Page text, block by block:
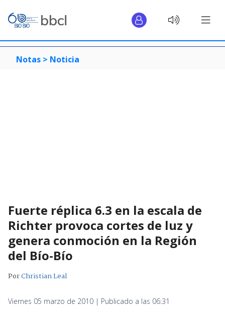
Notas > Noticia
Fuerte réplica 6.3 en la escala de
Richter provoca cortes de luz y
genera conmoción en la Región
del Bío-Bío
PorChristian Leal
Viernes 05 marzo de 2010 | Publicado a las 06:31